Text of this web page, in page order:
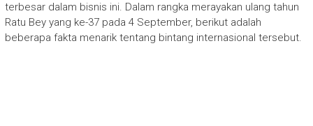
terbesar dalam bisnis ini. Dalam rangka merayakan ulang tahun
Ratu Bey yang ke-37 pada 4 September, berikut adalah
beberapa fakta menarik tentang bintang internasional tersebut.